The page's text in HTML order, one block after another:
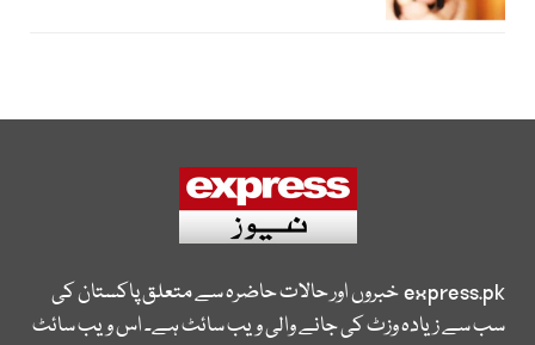
express.pkخبروں اور حالات حاضرہ سے متعلق پاکستان کی
سب سے زیادہ وزٹ کی جانے والی ویب سائٹ ہے۔ اس ویب سائٹ